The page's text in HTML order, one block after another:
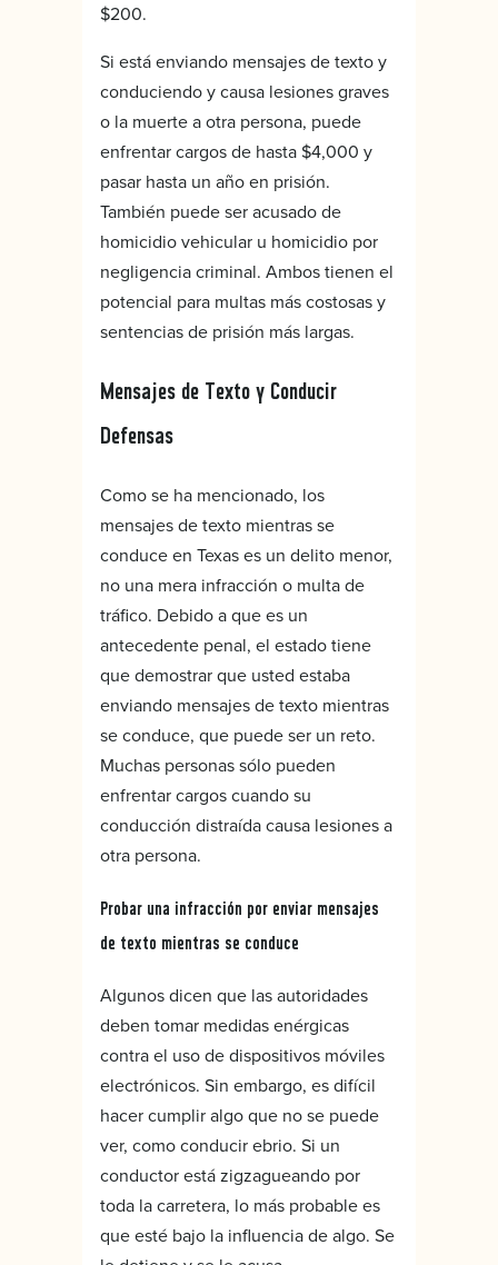
$200.
Si está enviando mensajes de texto y
conduciendo y causa lesiones graves
o la muerte a otra persona, puede
enfrentar cargos de hasta $4,000 y
pasar hasta un año en prisión.
También puede ser acusado de
homicidio vehicular u homicidio por
negligencia criminal. Ambos tienen el
potencial para multas más costosas y
sentencias de prisión más largas.
Mensajes de Texto y Conducir
Defensas
Como se ha mencionado, los
mensajes de texto mientras se
conduce en Texas es un delito menor,
no una mera infracción o multa de
tráfico. Debido a que es un
antecedente penal, el estado tiene
que demostrar que usted estaba
enviando mensajes de texto mientras
se conduce, que puede ser un reto.
Muchas personas sólo pueden
enfrentar cargos cuando su
conducción distraída causa lesiones a
otra persona.
Probar una infracción por enviar mensajes
de texto mientras se conduce
Algunos dicen que las autoridades
deben tomar medidas enérgicas
contra el uso de dispositivos móviles
electrónicos. Sin embargo, es difícil
hacer cumplir algo que no se puede
ver, como conducir ebrio. Si un
conductor está zigzagueando por
toda la carretera, lo más probable es
que esté bajo la influencia de algo. Se